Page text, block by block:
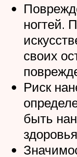
ногтей.
своих
Риск
быть